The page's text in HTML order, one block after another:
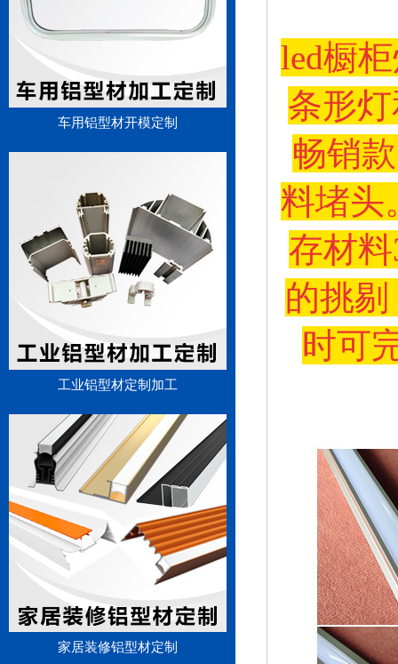
车用铝型材开模定制
工业铝型材定制加工
家居装修铝型材定制
led橱
条形
畅销
料堵头
存材
的挑
时可